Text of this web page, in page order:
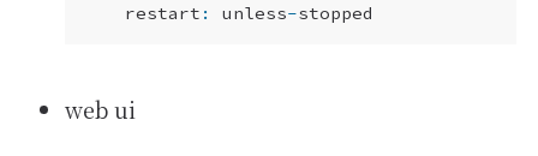
restart : unless-stopped
web ui